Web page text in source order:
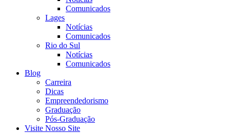
Comunicados
Lages
Notícias
Comunicados
Rio do Sul
Notícias
Comunicados
Blog
Carreira
Dicas
Empreendedorismo
Graduação
Pós-Graduação
Visite Nosso Site